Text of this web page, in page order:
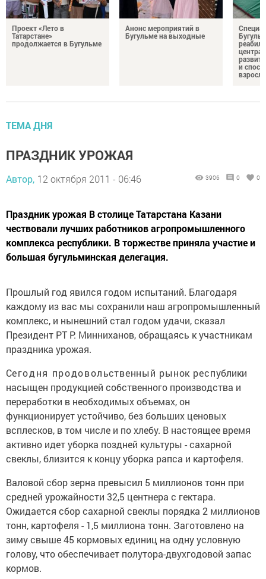
Проект «Лето в
Татарстане»
продолжается в Бугульме
Анонс мероприятий в
Бугульме на выходные
центра
и
ТЕМА ДНЯ
ПРАЗДНИК УРОЖАЯ
Автор, 12 октября 2011 - 06:46 3906 0 0
Праздник урожая В столице Татарстана Казани
чествовали лучших работников агропромышленного
комплекса республики. В торжестве приняла участие и
большая бугульминская делегация.
Прошлый год явился годом испытаний. Благодаря
каждому из вас мы сохранили наш агропромышленный
комплекс, и нынешний стал годом удачи,сказал
Президент РТ Р. Минниханов, обращаясь к участникам
праздника урожая.
Сегодня продовольственный рынок республики
насыщен продукцией собственного производства и
переработки в необходимых объемах, он
функционирует устойчиво, без больших ценовых
всплесков, в том числе и по хлебу. В настоящее время
активно идет уборка поздней культуры - сахарной
свеклы, близится к концу уборка рапса и картофеля.
Валовой сбор зерна превысил 5 миллионов тонн при
средней урожайности 32,5 центнера с гектара.
Ожидается сбор сахарной свеклы порядка 2 миллионов
тонн, картофеля - 1,5 миллиона тонн. Заготовлено на
зиму свыше 45 кормовых единиц на одну условную
голову, что обеспечивает полутора-двухгодовой запас
кормов.